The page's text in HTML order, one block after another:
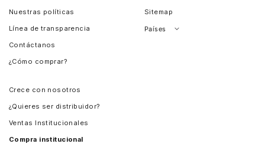
Nuestras políticas
Línea de transparencia
Contáctanos
¿Cómo comprar?
Sitemap
Países
Crece con nosotros
¿Quieres ser distribuidor?
Ventas Institucionales
Compra institucional